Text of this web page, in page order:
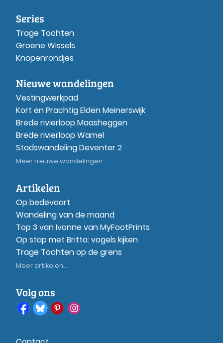
Series
Trage Tochten
Groene Wissels
Knopenrondjes
Nieuwe wandelingen
Vestingwerkpad
Kort en Prachtig Elden Meinerswijk
Brede rivierloop Maasheggen
Brede rivierloop Wamel
Stadswandeling Deventer 2
Meer nieuwe wandelingen
Artikelen
Op bedevaart
Wandeling van de maand
Top 3 van Ivonne van MyFootPrints
Op stap met Britta: vogels kijken
Trage Tochten op de grens
Meer artikelen...
Volg ons